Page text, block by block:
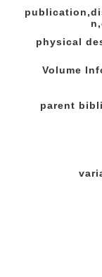
physical
Volume
parent